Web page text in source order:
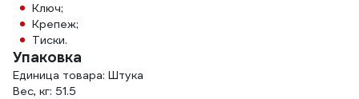
Ключ;
Крепеж;
Тиски.
Упаковка
Единица товара: Штука
Вес, кг: 51.5